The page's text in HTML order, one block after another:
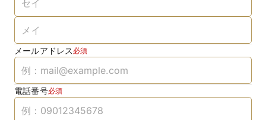
メールアドレス 必須
電話番号必須